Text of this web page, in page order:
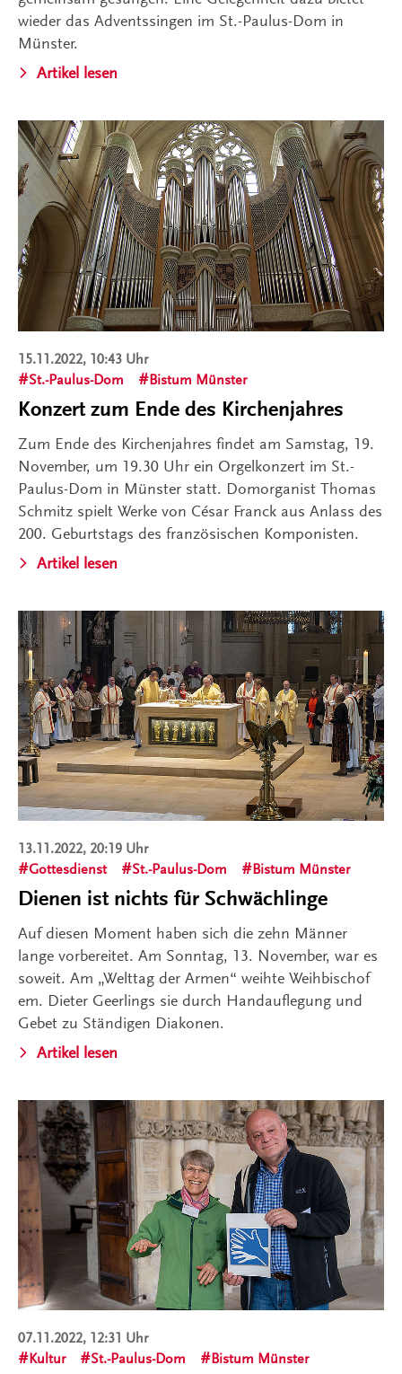
wieder das Adventssingen im St.-Paulus-Dom in
Münster.
Artikel lesen
15.11.2022, 10:43 Uhr
St.-Paulus-Dom
Bistum Münster
Konzert zum Ende des Kirchenjahres
Zum Ende des Kirchenjahres findet am Samstag, 19.
November, um 19.30 Uhr ein Orgelkonzert im St.-
Paulus-Dom in Münster statt. Domorganist Thomas
Schmitz spielt Werke von César Franck aus Anlass des
200. Geburtstags des französischen Komponisten.
Artikel lesen
13.11.2022, 20:19 Uhr
Gottesdienst
St.-Paulus-Dom Bistum Münster
Dienen ist nichts für Schwächlinge
Auf diesen Moment haben sich die zehn Männer
lange vorbereitet. Am Sonntag, 13. November, war es
soweit. Am „Welttag der Armen“ weihte Weihbischof
em. Dieter Geerlings sie durch Handauflegung und
Gebet zu Ständigen Diakonen.
Artikel lesen
07.11.2022, 12:31 Uhr
Kultur
St.-Paulus-Dom Bistum Münster